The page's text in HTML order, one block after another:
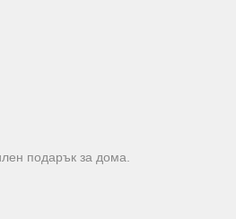
подарък за дома.